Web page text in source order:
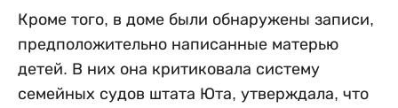
Кроме того, в доме были обнаружены записи,
предположительно написанные матерью
детей. В них она критиковала систему
семейных судов штата Юта, утверждала, что